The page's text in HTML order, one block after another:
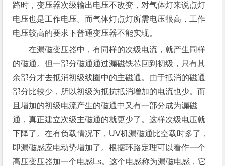
路时，变压器次级输出电压不改变，对气体灯来说点灯
电压也是工作电压。而气体灯点灯所需电压很高，工作
电压较高的要求下普通变压器不能实现。
在漏磁变压器中，有同样的次级电流，就产生同样
的磁通。但一部分磁通通过漏磁铁芯回到初级，只有其
余部分才去抵消初级线圈中的主磁通。由于抵消的磁通
部分比较少，所以初级为抵抗抵消增加的电流也少。而
且增加的初级电流产生的磁通中又有一部分成为漏磁
通，真正建立次级主磁通的就更少了。这样次级电压就
下降了。在有负载情况下，UV机漏磁通比空载时多了，
即漏磁感应电动势增加了。根据环路定理可以看作一个
高压变压器加一个电感Ls。这个电感称为漏磁电感，它